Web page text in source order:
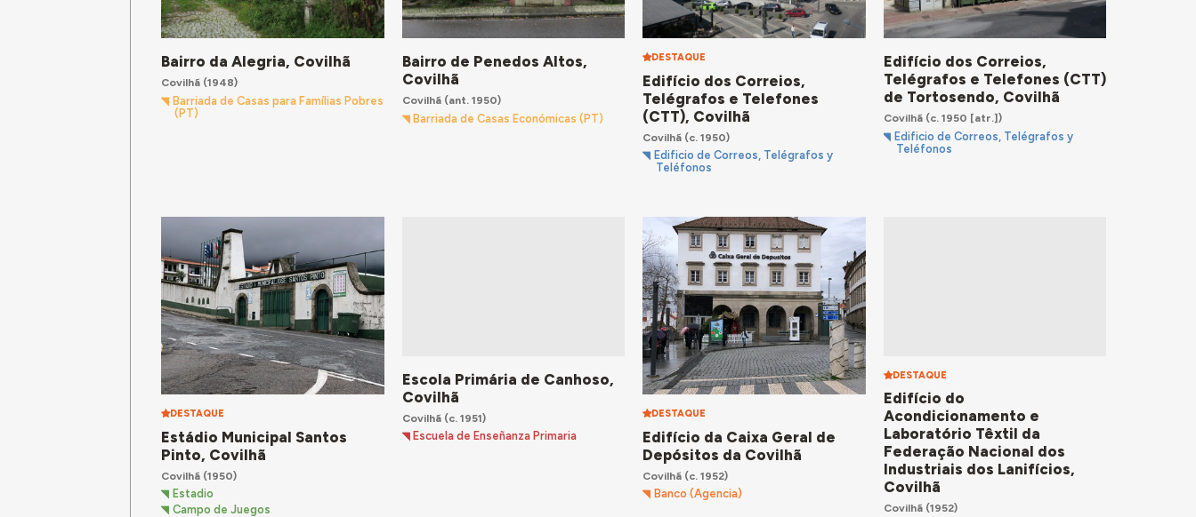
Bairro da Alegria, Covilhã
Covilhã (1948)
Barriada de Casas para Famílias Pobres
(PT)
Bairro de Penedos Altos,
Covilhã
Covilhã(ant. 1950)
Barriada de Casas Económicas (PT)
DESTAQUE
Edifício dos Correios,
Telégrafos e Telefones
(CTT), Covilhã
Covilhã (c. 1950)
Edificio de Correos, Telégrafos y
Teléfonos
Edifício dos Correios,
Telégrafos e Telefones (CTT)
de Tortosendo, Covilhã
Covilhã(c. 1950 [atr.])
Edificio de Correos, Telégrafos y
Teléfonos
DESTAQUE
Estádio Municipal Santos
Pinto, Covilhã
Covilhã (1950)
Estadio
Campo de Juegos
Escola Primária de Canhoso,
Covilhã
Covilhã(c. 1951)
Escuela de Enseñanza Primaria
DESTAQUE
Edifício da Caixa Geral de
Depósitos da Covilhã
Covilhã (c. 1952)
Banco (Agencia)
DESTAQUE
Edifício do
Acondicionamento e
Laboratório Têxtil da
Federação Nacional dos
Industriais dos Lanifícios,
Covilhã
Covilhã(1952)